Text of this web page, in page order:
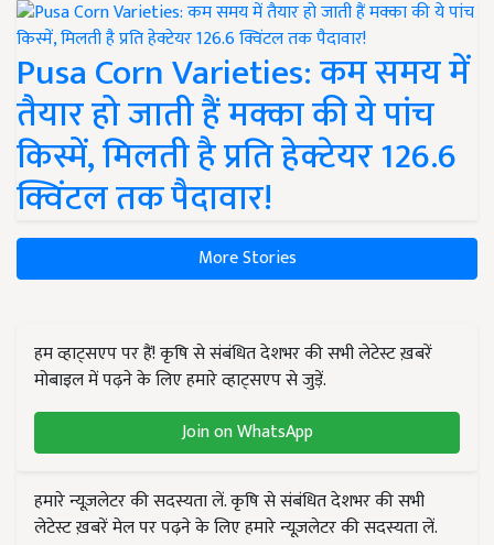
Pusa Corn Varieties: कम समय में
तैयार हो जाती हैं मक्का की ये पांच
किस्में, मिलती है प्रति हेक्टेयर 126.6
क्विंटल तक पैदावार!
More Stories
हम व्हाट्सएप पर हैं! कृषि से संबंधित देशभर की सभी लेटेस्ट ख़बरें
मोबाइल में पढ़ने के लिए हमारे व्हाट्सएप से जुड़ें.
Join on WhatsApp
हमारे न्यूज़लेटर की सदस्यता लें. कृषि से संबंधित देशभर की सभी
लेटेस्ट ख़बरें मेल पर पढ़ने के लिए हमारे न्यूज़लेटर की सदस्यता लें.